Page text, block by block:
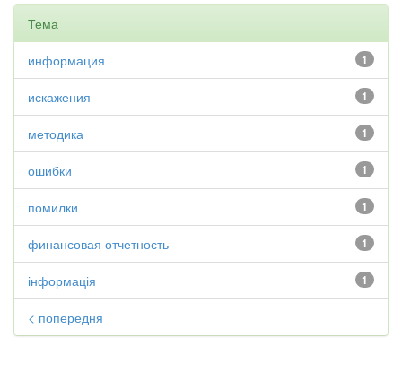
Тема
1
информация
1
искажения
1
методика
1
ошибки
1
помилки
1
финансовая отчетность
1
інформація
< попередня